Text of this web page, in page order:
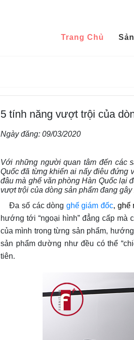
Trang Chủ
5 tính năng vượt trội của
Ngày đăng: 09/03/2020
Với những người quan tâm đến các
Quốc đã từng khiến ai nấy điêu đứng
đâu mà ghế văn phòng Hàn Quốc lại
vượt trội của dòng sản phẩm đang gây
Đa số các dòng ghế giám đốc, ghế
hướng tới “ngoại hình” đẳng cấp mà
của mình trong từng sản phẩm,
sản phẩm dường như đều có thể
tiên.